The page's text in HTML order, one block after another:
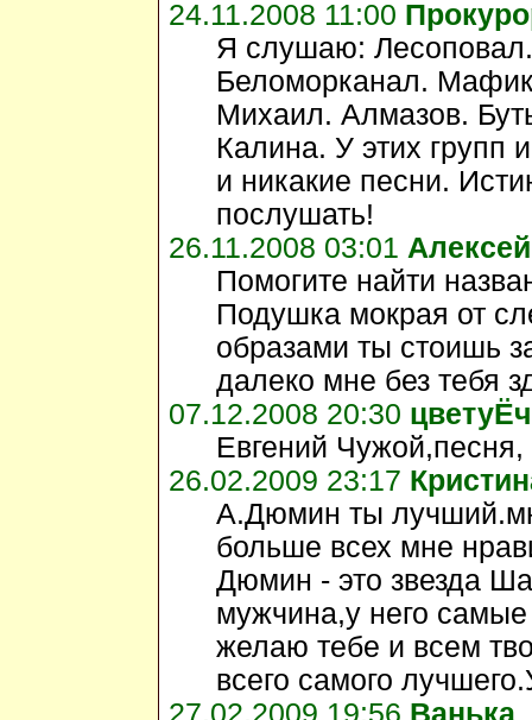
24.11.2008 11:00
Я слушаю:
Беломорканал.
Михаил. Алмазов.
Калина. У этих групп
и никакие песни.
послушать!
26.11.2008 03:01 Алексей
Помогите найти
Подушка мокрая от
образами ты стоишь
далеко мне без тебя
07.12.2008 20:30
Евгений
26.02.2009 23:17
А.Дюмин ты
больше всех мне
Дюмин - это звезда
мужчина,у него самые
желаю тебе и всем
всего самого
27.02.2009 19:56 Ванька